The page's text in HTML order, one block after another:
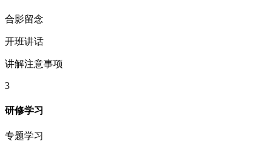
合影留念
开班讲话
讲解注意事项
3
研修学习
专题学习